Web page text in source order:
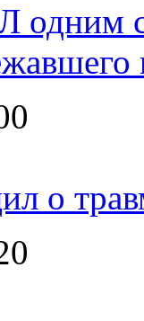
одним
о